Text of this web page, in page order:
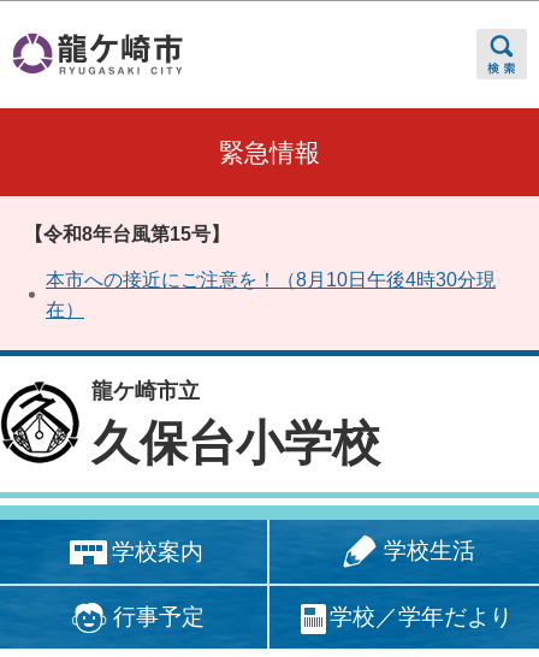
緊急情報
【令和8年台風第15号】
本市への接近にご注意を！（8月10日午後4時30分現
在）
龍ケ崎市立
久保台小学校
学校案内 学校生活
行事予定 学校／学年だより